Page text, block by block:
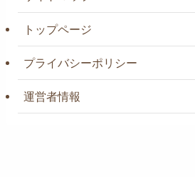
トップページ
プライバシーポリシー
運営者情報